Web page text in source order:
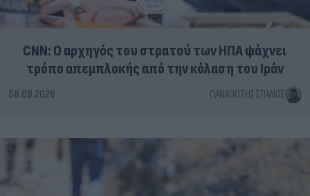
CNN: Ο αρχηγός του στρατού των ΗΠΑ ψάχνει
τρόπο απεμπλοκής από την κόλαση του Ιράν
08.08.2026 ΠΑΝΑΓΙΏΤΗΣ ΣΠΑΝΌΣ